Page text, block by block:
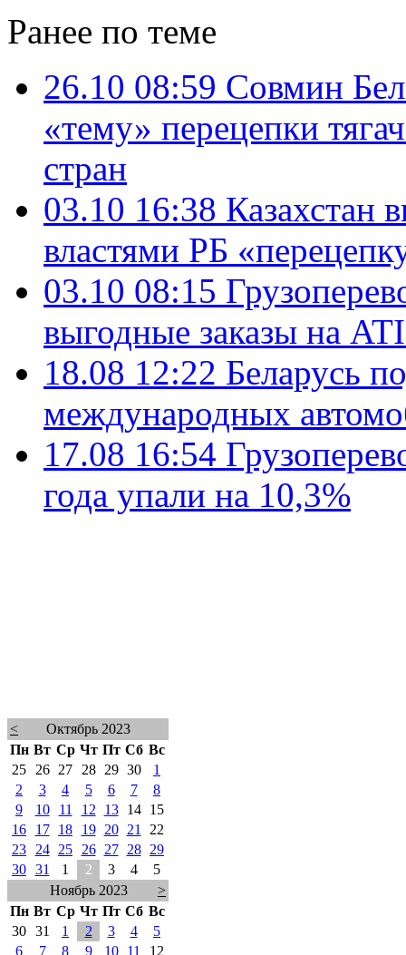
Ранее по теме
26.10 08:59 Совмин
«тему» перецепки
стран
03.10 16:38 Казахстан
властями РБ
03.10 08:15
выгодные заказы на
18.08 12:22 Беларусь
международных
17.08 16:54
года упали на 10,3%
<
Октябрь 2023
Пн Вт Ср Чт Пт Сб Вс
25
26 27 28 29 30
1
2
3 4 5 6 7
8
9
10 11 12 13 14
15
16
17 18 19 20 21
22
23
24 25 26 27 28
29
30 31 1 2 3 4
5
Ноябрь 2023
>
Пн Вт Ср Чт Пт Сб Вс
30 31 1 2 3 4
5
6
7 8 9 10 11 12